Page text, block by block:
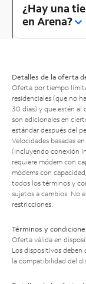
¿Hay una
en Arena?
Detalles de la oferta
Oferta por tiempo
residenciales (que no
30 días) y que estén al
son adicionales en
estándar después del
Velocidades basadas
(incluyendo conexión
requiere módem con
módems con
todos los términos y
sujetos a cambios. No
restricciones.
Términos y
Oferta válida en
Los dispositivos deben
la compatibilidad del